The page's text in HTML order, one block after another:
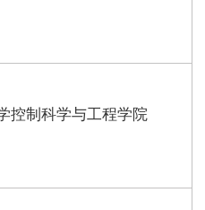
控制科学与工程学院